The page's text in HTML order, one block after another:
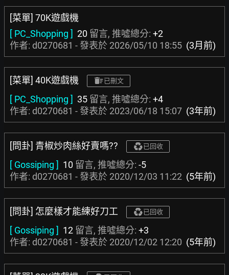
[菜單] 70K遊戲機
[ PC_Shopping ] 20 留言, 推噓總分: +2
作者: d0270681 - 發表於 2026/05/10 18:55 (3月前)
[菜單] 40K遊戲機 已刪文
[ PC_Shopping ] 35 留言, 推噓總分: +4
作者: d0270681 - 發表於 2023/06/18 15:07 (3年前)
[問卦] 青椒炒肉絲好賣嗎?? 已回收
[ Gossiping ] 10 留言, 推噓總分: -5
作者: d0270681 - 發表於 2020/12/03 11:22 (5年前)
[問卦] 怎麼樣才能練好刀工 已回收
[ Gossiping ] 12 留言, 推噓總分: +3
作者: d0270681 - 發表於 2020/12/02 12:20 (5年前)